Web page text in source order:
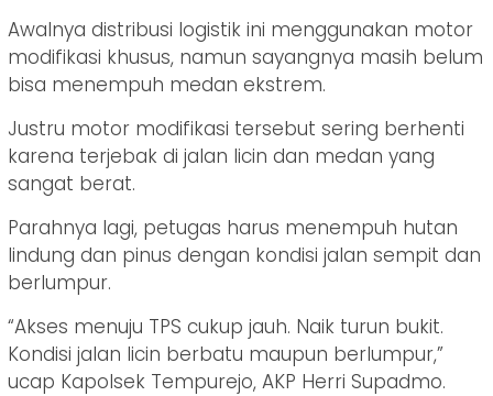
Awalnya distribusi logistik ini menggunakan motor
modifikasi khusus, namun sayangnya masih belum
bisa menempuh medan ekstrem.
Justru motor modifikasi tersebut sering berhenti
karena terjebak di jalan licin dan medan yang
sangat berat.
Parahnya lagi, petugas harus menempuh hutan
lindung dan pinus dengan kondisi jalan sempit dan
berlumpur.
“Akses menuju TPS cukup jauh. Naik turun bukit.
Kondisi jalan licin berbatu maupun berlumpur,”
ucap Kapolsek Tempurejo, AKP Herri Supadmo.